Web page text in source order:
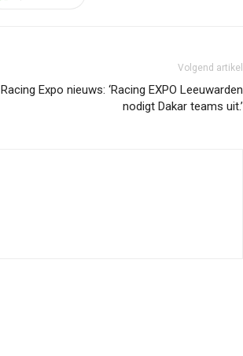
Volgend artikel
Racing Expo nieuws: ‘Racing EXPO Leeuwarden
nodigt Dakar teams uit.’